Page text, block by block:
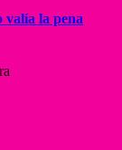
valía la pena